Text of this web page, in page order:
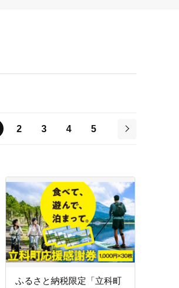
2 3 4
5
ふるさと納税限定「立科町